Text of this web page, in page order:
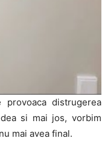
distrugerea
si mai jos, vorbim
mai avea final.